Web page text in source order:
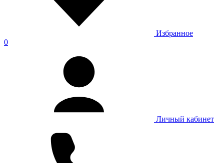
Избранное
0
Личный кабинет